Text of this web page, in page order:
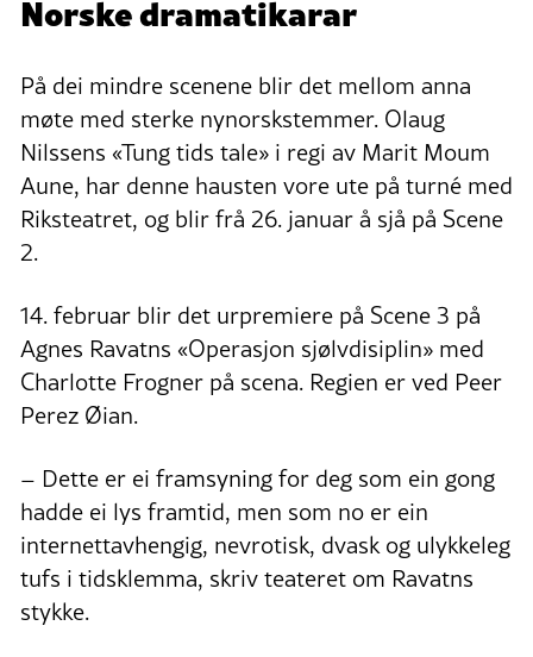
Norske dramatikarar
På dei mindre scenene blir det mellom anna
møte med sterke nynorskstemmer. Olaug
Nilssens «Tung tids tale» i regi av Marit Moum
Aune, har denne hausten vore ute på turné med
Riksteatret, og blir frå 26. januar å sjå på Scene
2.
14. februar blir det urpremiere på Scene 3 på
Agnes Ravatns «Operasjon sjølvdisiplin» med
Charlotte Frogner på scena. Regien er ved Peer
Perez Øian.
– Dette er ei framsyning for deg som ein gong
hadde ei lys framtid, men som no er ein
internettavhengig, nevrotisk, dvask og ulykkeleg
tufs i tidsklemma, skriv teateret om Ravatns
stykke.